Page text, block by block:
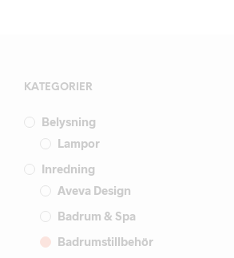
KATEGORIER
Belysning
Lampor
Inredning
Aveva Design
Badrum & Spa
Badrumstillbehör